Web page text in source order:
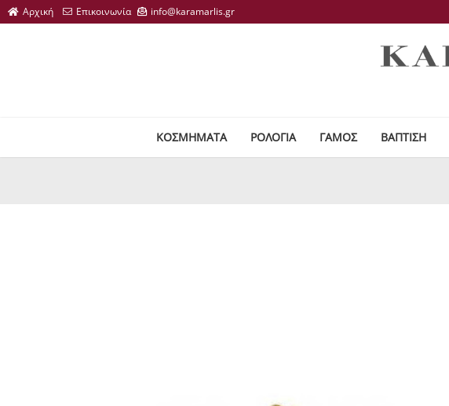
ΚΟΣΜΗΜΑΤΑ ΡΟΛΟΓΙΑ ΓΑΜΟΣ ΒΑΠΤΙΣΗ